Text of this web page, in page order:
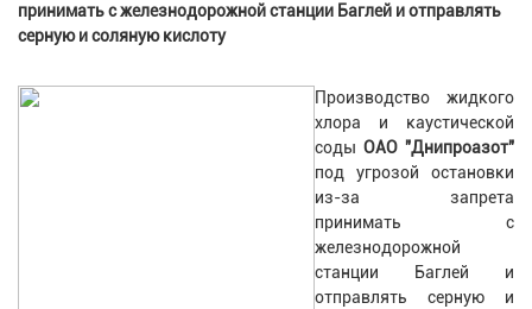
принимать с железнодорожной станции Баглей и отправлять
серную и соляную кислоту
Производство жидкого
хлора и каустической
соды ОАО "Днипроазот"
под угрозой остановки
из-за запрета
принимать с
железнодорожной
станции Баглей и
отправлять серную и